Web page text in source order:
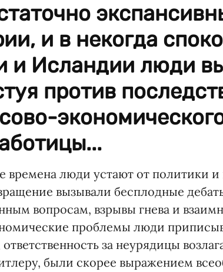
и в некогда
и Исландии люди
против
времена люди устают от политики и
вызывали бесплодные
вопросам, взрывы гнева и
проблемы люди
ответственность за неурядицы
были скорее выражением